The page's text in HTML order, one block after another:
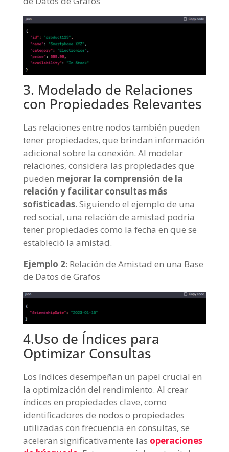
3. Modelado de Relaciones
con Propiedades Relevantes
Las relaciones entre nodos también pueden
tener propiedades, que brindan información
adicional sobre la conexión. Al modelar
relaciones, considera las propiedades que
pueden mejorar la comprensión de la
relación y facilitar consultas más
sofisticadas. Siguiendo el ejemplo de una
red social, una relación de amistad podría
tener propiedades como la fecha en que se
estableció la amistad.
Ejemplo 2: Relación de Amistad en una Base
de Datos de Grafos
4.Uso de Índices para
Optimizar Consultas
Los índices desempeñan un papel crucial en
la optimización del rendimiento. Al crear
índices en propiedades clave, como
identificadores de nodos o propiedades
utilizadas con frecuencia en consultas, se
aceleran significativamente las operaciones